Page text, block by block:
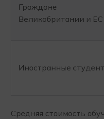
Граждане
Великобритании и ЕС
Иностранные
Средняя стоимость